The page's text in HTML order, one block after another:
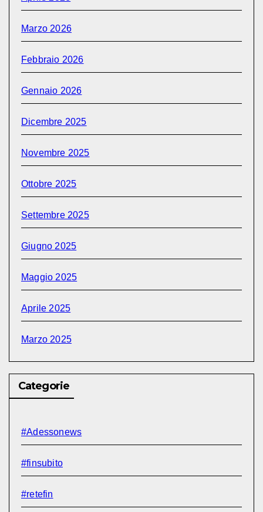
Marzo 2026
Febbraio 2026
Gennaio 2026
Dicembre 2025
Novembre 2025
Ottobre 2025
Settembre 2025
Giugno 2025
Maggio 2025
Aprile 2025
Marzo 2025
Categorie
#Adessonews
#finsubito
#retefin